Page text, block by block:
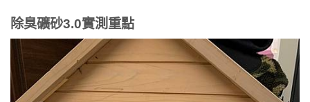
除臭礦砂3.0實測重點